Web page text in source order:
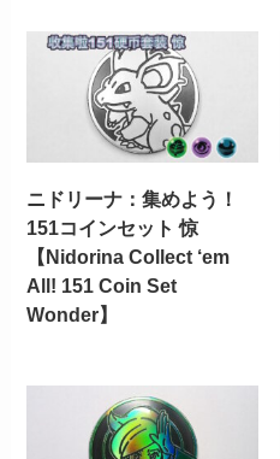
ニドリーナ：集めよう！
151コインセット 惊
【Nidorina Collect ‘em
All! 151 Coin Set
Wonder】